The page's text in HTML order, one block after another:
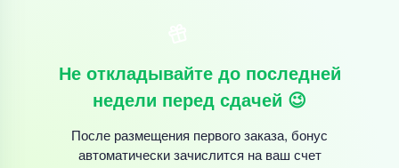
Не откладывайте до последней
недели перед сдачей 😉
После размещения первого заказа, бонус
автоматически зачислится на ваш счет